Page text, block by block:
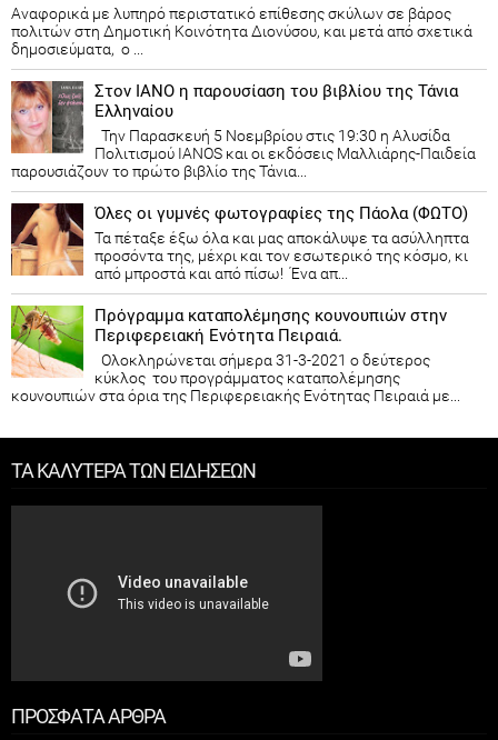
Αναφορικά με λυπηρό περιστατικό επίθεσης σκύλων σε βάρος
πολιτών στη Δημοτική Κοινότητα Διονύσου, και μετά από σχετικά
δημοσιεύματα, ο ...
Στον ΙΑΝΟ η παρουσίαση του βιβλίου της Τάνια
Ελληναίου
Την Παρασκευή 5 Νοεμβρίου στις 19:30 η Αλυσίδα
Πολιτισμού IANOS και οι εκδόσεις Μαλλιάρης-Παιδεία
παρουσιάζουν το πρώτο βιβλίο της Τάνια...
Όλες οι γυμνές φωτογραφίες της Πάολα (ΦΩΤΟ)
Τα πέταξε έξω όλα και μας αποκάλυψε τα ασύλληπτα
προσόντα της, μέχρι και τον εσωτερικό της κόσμο, κι
από μπροστά και από πίσω! Ένα απ...
Πρόγραμμα καταπολέμησης κουνουπιών στην
Περιφερειακή Ενότητα Πειραιά.
Ολοκληρώνεται σήμερα 31-3-2021 ο δεύτερος
κύκλος του προγράμματος καταπολέμησης
κουνουπιών στα όρια της Περιφερειακής Ενότητας Πειραιά με...
ΤΑ ΚΑΛΥΤΕΡΑ ΤΩΝ ΕΙΔΗΣΕΩΝ
ΠΡΟΣΦΑΤΑ ΑΡΘΡΑ